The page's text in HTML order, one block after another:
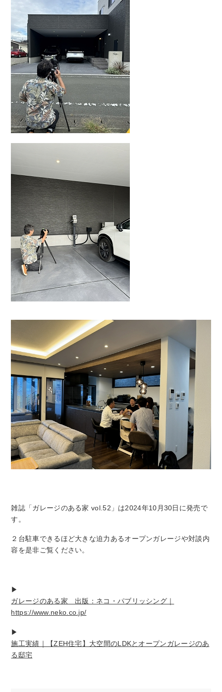
雑誌「ガレージのある家 vol.52」は2024年10月30日に発売で
す。
２台駐車できるほど大きな迫力あるオープンガレージや対談内
容を是非ご覧ください。
▶
ガレージのある家 出版：ネコ・パブリッシング｜
https://www.neko.co.jp/
▶
施工実績｜【ZEH住宅】大空間のLDKとオープンガレージのあ
る邸宅